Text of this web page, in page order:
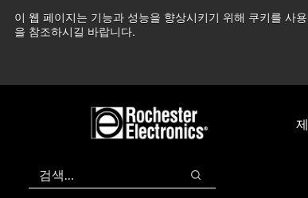
이 웹 페이지는 기능과 성능을 향상시키기 위해 쿠키를 사
을 참조하시길 바랍니다.
츠
건
중동 지역 상
검색
검색